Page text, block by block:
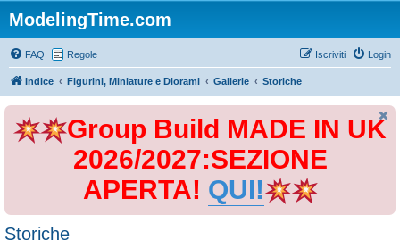
ModelingTime.com
FAQ Regole Login
Iscriviti
Indice Figurini, Miniature e Diorami Gallerie Storiche
Group Build MADE IN UK
2026/2027:SEZIONE
APERTA! QUI!
Storiche